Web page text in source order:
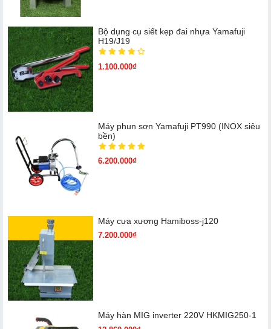
Bộ dụng cụ siết kẹp đai nhựa Yamafuji
H19/J19
1.100.000₫
Máy phun sơn Yamafuji PT990 (INOX siêu
bền)
6.200.000₫
Máy cưa xương Hamiboss-j120
7.200.000₫
Máy hàn MIG inverter 220V HKMIG250-1